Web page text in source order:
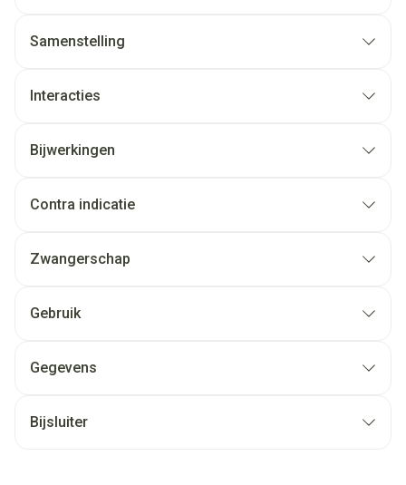
Samenstelling
Interacties
Bijwerkingen
Contra indicatie
Zwangerschap
Gebruik
Gegevens
Bijsluiter